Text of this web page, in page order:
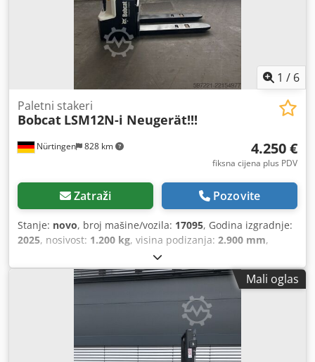
1 / 6
Nürtingen 828 km
Paletni stakeri
Bobcat LSM12N-i Neugerät!!!
4.250 €
fiksna cijena plus PDV
Zatraži Pozovite
Stanje: novo, broj mašine/vozila: 17095, Godina izgradnje:
2025, nosivost: 1.200 kg, visina podizanja: 2.900 mm,
, vrsta goriva:
jarbola:simpleks, građevinska visina:1.970 mm, napon
24 V, duljina vilica:1.150 mm , ukupna masa:665
Mali oglas